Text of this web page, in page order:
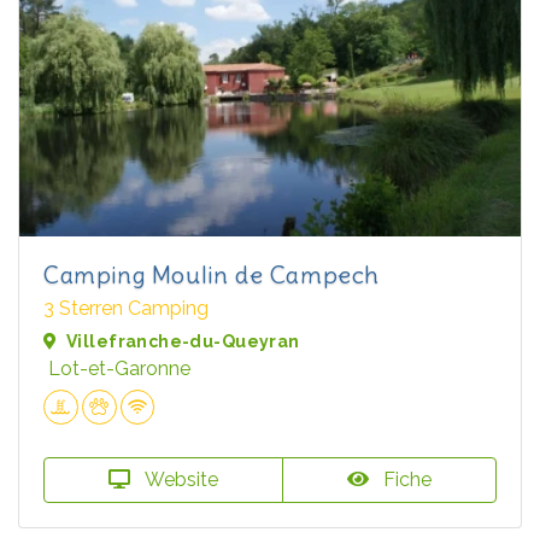
Camping Moulin de Campech
3 Sterren Camping
Villefranche-du-Queyran
Lot-et-Garonne
Website Fiche